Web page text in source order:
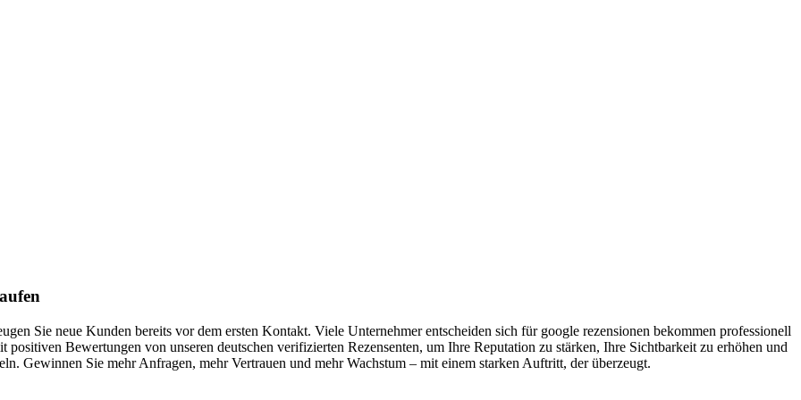
Sie neue Kunden bereits vor dem ersten Kontakt. Viele Unternehmer entscheiden sich für google rezensionen bekommen professionell
Bewertungen von unseren deutschen verifizierten Rezensenten, um Ihre Reputation zu stärken, Ihre Sichtbarkeit zu erhöhen und
Gewinnen Sie mehr Anfragen, mehr Vertrauen und mehr Wachstum – mit einem starken Auftritt, der überzeugt.